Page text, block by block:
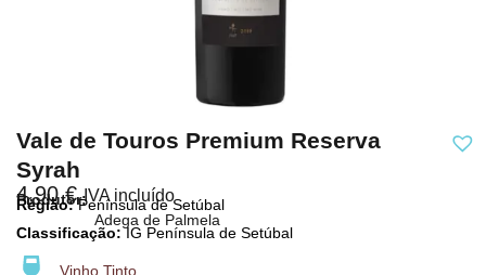
Vale de Touros Premium Reserva
Syrah
4,90€ IVA incluído
Adega de Palmela
Produtor:
Região:Península de Setúbal
Classificação:IG Península de Setúbal
Vinho Tinto